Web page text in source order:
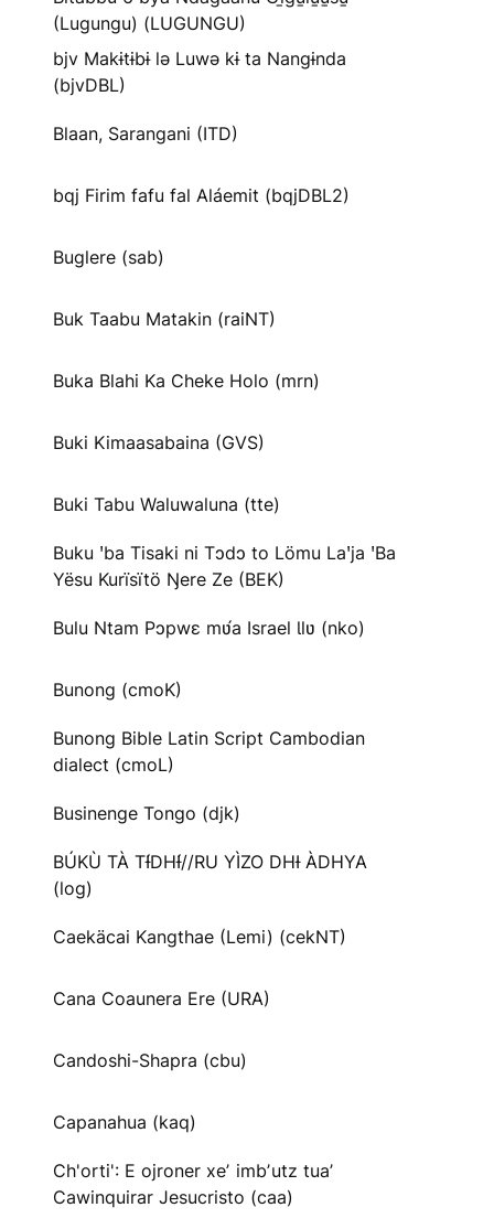
(Lugungu) (LUGUNGU)
bjv Makɨtɨbɨ lə Luwə kɨ ta Nangɨnda
(bjvDBL)
Blaan, Sarangani (ITD)
bqj Firim fafu fal Aláemit (bqjDBL2)
Buglere (sab)
Buk Taabu Matakin (raiNT)
Buka Blahi Ka Cheke Holo (mrn)
Buki Kimaasabaina (GVS)
Buki Tabu Waluwaluna (tte)
Buku ꞌba Tisaki ni Tɔdɔ to Lömu Laꞌja ꞌBa
Yësu Kurïsïtö Ŋere Ze (BEK)
Bulu Ntam Pɔpwɛ mʋ́a Israel Ɩlʋ (nko)
Bunong (cmoK)
Bunong Bible Latin Script Cambodian
dialect (cmoL)
Businenge Tongo (djk)
BÚKÙ TÀ TƗ́DHƗ́//RU YÌZO DHƗ ÀDHYA
(log)
Caekäcai Kangthae (Lemi) (cekNT)
Cana Coaunera Ere (URA)
Candoshi-Shapra (cbu)
Capanahua (kaq)
Ch'orti': E ojroner xeʼ imbʼutz tuaʼ
Cawinquirar Jesucristo (caa)